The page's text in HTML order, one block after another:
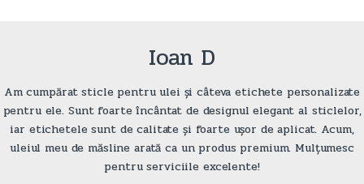
Ioan D
Am cumpărat sticle pentru ulei și câteva etichete personalizate
pentru ele. Sunt foarte încântat de designul elegant al sticlelor,
iar etichetele sunt de calitate și foarte ușor de aplicat. Acum,
uleiul meu de măsline arată ca un produs premium. Mulțumesc
pentru serviciile excelente!